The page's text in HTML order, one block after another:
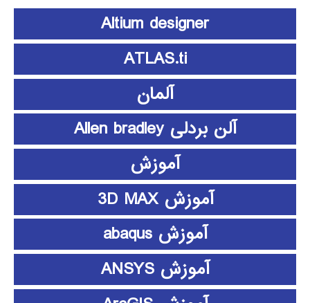
Altium designer
ATLAS.ti
آلمان
آلن بردلی Allen bradley
آموزش
آموزش 3D MAX
آموزش abaqus
آموزش ANSYS